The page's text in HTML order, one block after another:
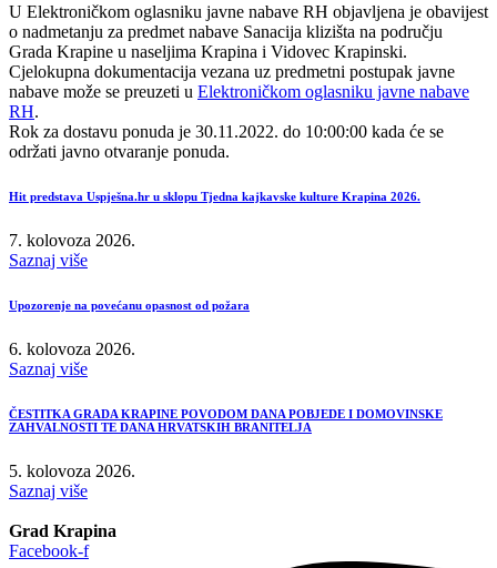
U Elektroničkom oglasniku javne nabave RH objavljena je obavijest
o nadmetanju za predmet nabave Sanacija klizišta na području
Grada Krapine u naseljima Krapina i Vidovec Krapinski.
Cjelokupna dokumentacija vezana uz predmetni postupak javne
nabave može se preuzeti u Elektroničkom oglasniku javne nabave
RH.
Rok za dostavu ponuda je 30.11.2022. do 10:00:00 kada će se
održati javno otvaranje ponuda.
Hit predstava Uspješna.hr u sklopu Tjedna kajkavske kulture Krapina 2026.
7. kolovoza 2026.
Saznaj više
Upozorenje na povećanu opasnost od požara
6. kolovoza 2026.
Saznaj više
ČESTITKA GRADA KRAPINE POVODOM DANA POBJEDE I DOMOVINSKE
ZAHVALNOSTI TE DANA HRVATSKIH BRANITELJA
5. kolovoza 2026.
Saznaj više
Grad Krapina
Facebook-f